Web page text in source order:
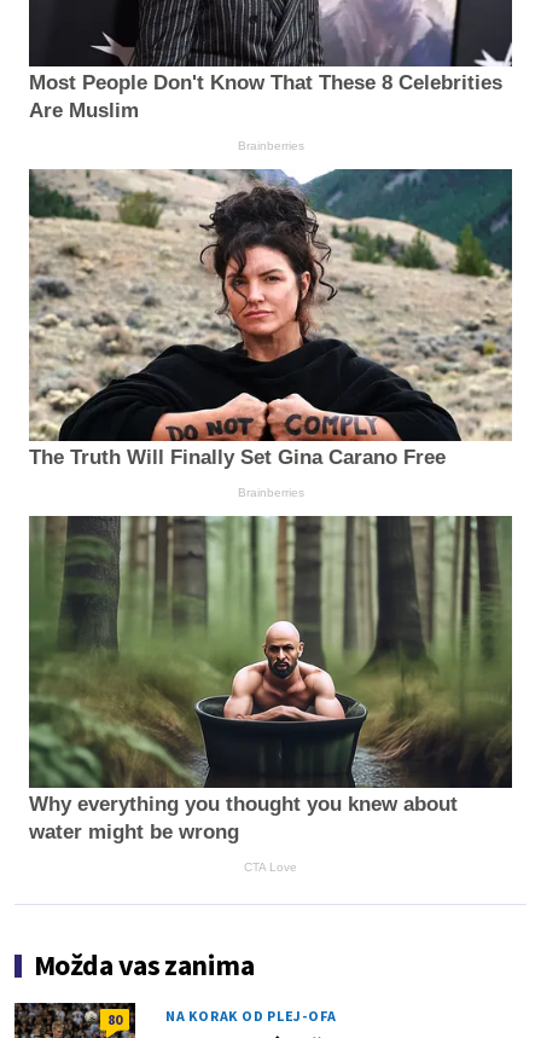
Most People Don't Know That These 8 Celebrities
Are Muslim
Brainberries
The Truth Will Finally Set Gina Carano Free
Brainberries
Why everything you thought you knew about
water might be wrong
CTA Love
Možda vas zanima
80 NA KORAK OD PLEJ-OFA